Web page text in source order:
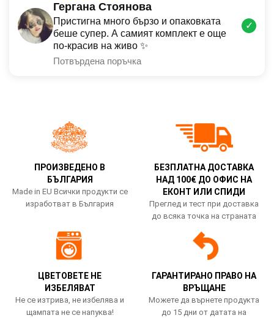
Гергана Стоянова
Пристигна много бързо и опаковката
беше супер. А самият комплект е още
по-красив на живо ✨
Потвърдена поръчка
✓
ПРОИЗВЕДЕНО В
БЪЛГАРИЯ
Made in EU Всички продукти се
изработват в България
БЕЗПЛАТНА ДОСТАВКА
НАД 100€ ДО ОФИС НА
ЕКОНТ ИЛИ СПИДИ
Преглед и тест при доставка
до всяка точка на страната
ЦВЕТОВЕТЕ НЕ
ИЗБЕЛЯВАТ
Не се изтрива, не избелява и
щампата не се напуква!
ГАРАНТИРАНО ПРАВО НА
ВРЪЩАНЕ
Можете да върнете продукта
до 15 дни от датата на